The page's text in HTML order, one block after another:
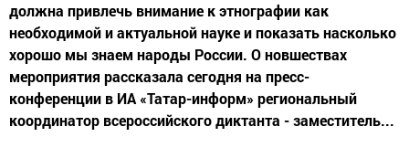
должна привлечь внимание к этнографии как
необходимой и актуальной науке и показать насколько
хорошо мы знаем народы России. О новшествах
мероприятия рассказала сегодня на пресс-
конференции в ИА «Татар-информ» региональный
координатор всероссийского диктанта - заместитель...